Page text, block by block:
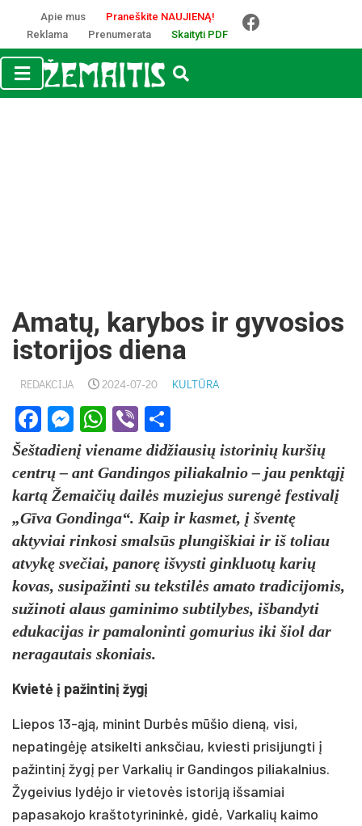
Apie mus
Praneškite NAUJIENĄ!
Reklama
Prenumerata Skaityti PDF
Amatų, karybos ir gyvosios
istorijos diena
REDAKCIJA 2024-07-20 KULTŪRA
Facebook
Messenger
WhatsApp
Viber
Šeštadienį viename didžiausių istorinių kuršių
centrų – ant Gandingos piliakalnio – jau penktąjį
kartą Žemaičių dailės muziejus surengė festivalį
„Gīva Gondinga“. Kaip ir kasmet, į šventę
aktyviai rinkosi smalsūs plungiškiai ir iš toliau
atvykę svečiai, panorę išvysti ginkluotų karių
kovas, susipažinti su tekstilės amato tradicijomis,
sužinoti alaus gaminimo subtilybes, išbandyti
edukacijas ir pamaloninti gomurius iki šiol dar
neragautais skoniais.
Kvietė į pažintinį žygį
Liepos 13-ąją, minint Durbės mūšio dieną, visi,
nepatingėję atsikelti anksčiau, kviesti prisijungti į
pažintinį žygį per Varkalių ir Gandingos piliakalnius.
Žygeivius lydėjo ir vietovės istoriją išsamiai
papasakojo kraštotyrininkė, gidė, Varkalių kaimo